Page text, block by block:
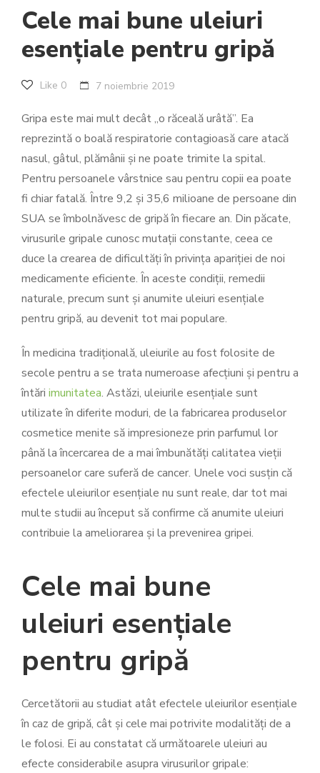
Cele mai bune uleiuri
esențiale pentru gripă
Like 0 7 noiembrie 2019
Gripa este mai mult decât „o răceală urâtă”. Ea
reprezintă o boală respiratorie contagioasă care atacă
nasul, gâtul, plămânii și ne poate trimite la spital.
Pentru persoanele vârstnice sau pentru copii ea poate
fi chiar fatală. Între 9,2 și 35,6 milioane de persoane din
SUA se îmbolnăvesc de gripă în fiecare an. Din păcate,
virusurile gripale cunosc mutații constante, ceea ce
duce la crearea de dificultăți în privința apariției de noi
medicamente eficiente. În aceste condiții, remedii
naturale, precum sunt și anumite uleiuri esențiale
pentru gripă, au devenit tot mai populare.
În medicina tradițională, uleiurile au fost folosite de
secole pentru a se trata numeroase afecțiuni și pentru a
întări imunitatea. Astăzi, uleiurile esențiale sunt
utilizate în diferite moduri, de la fabricarea produselor
cosmetice menite să impresioneze prin parfumul lor
până la încercarea de a mai îmbunătăți calitatea vieții
persoanelor care suferă de cancer. Unele voci susțin că
efectele uleiurilor esențiale nu sunt reale, dar tot mai
multe studii au început să confirme că anumite uleiuri
contribuie la ameliorarea și la prevenirea gripei.
Cele mai bune
uleiuri esențiale
pentru gripă
Cercetătorii au studiat atât efectele uleiurilor esențiale
în caz de gripă, cât și cele mai potrivite modalități de a
le folosi. Ei au constatat că următoarele uleiuri au
efecte considerabile asupra virusurilor gripale: